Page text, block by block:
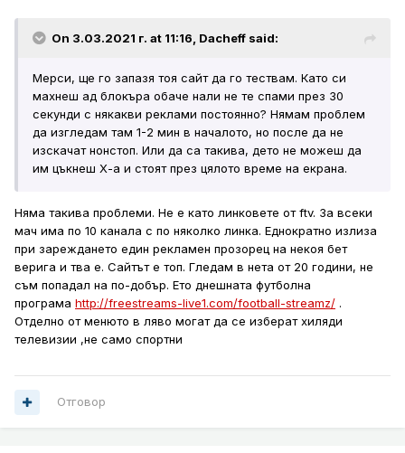
On 3.03.2021 г. at 11:16, Dacheff said:
Мерси, ще го запазя тоя сайт да го тествам. Като си
махнеш ад блокъра обаче нали не те спами през 30
секунди с някакви реклами постоянно? Нямам проблем
да изгледам там 1-2 мин в началото, но после да не
изскачат нонстоп. Или да са такива, дето не можеш да
им цъкнеш Х-а и стоят през цялото време на екрана.
Няма такива проблеми. Не е като линковете от ftv. За всеки
мач има по 10 канала с по няколко линка. Еднократно излиза
при зареждането един рекламен прозорец на некоя бет
верига и тва е. Сайтът е топ. Гледам в нета от 20 години, не
съм попадал на по-добър. Ето днешната футболна
програма http://freestreams-live1.com/football-streamz/ .
Отделно от менюто в ляво могат да се изберат хиляди
телевизии ,не само спортни
Отговор